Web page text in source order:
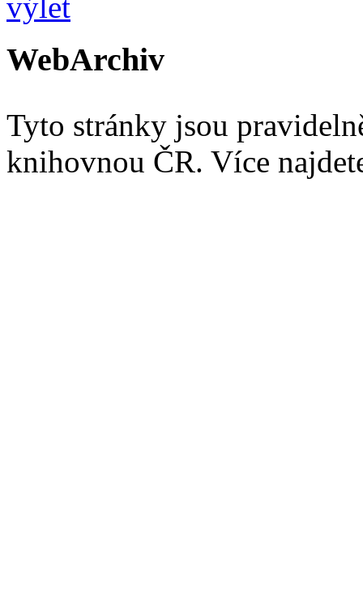
WebArchiv
Tyto stránky jsou
knihovnou ČR. Více